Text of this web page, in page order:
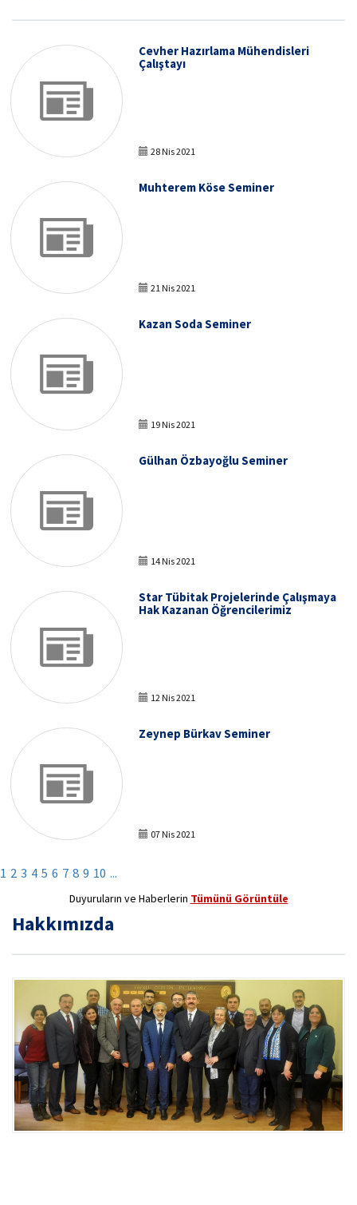
Cevher Hazırlama Mühendisleri
Çalıştayı
28 Nis 2021
Muhterem Köse Seminer
21 Nis 2021
Kazan Soda Seminer
19 Nis 2021
Gülhan Özbayoğlu Seminer
14 Nis 2021
Star Tübitak Projelerinde Çalışmaya
Hak Kazanan Öğrencilerimiz
12 Nis 2021
Zeynep Bürkav Seminer
07 Nis 2021
1 2 3 4 5 6 7 8 9 10 ...
Duyuruların ve Haberlerin Tümünü Görüntüle
Hakkımızda